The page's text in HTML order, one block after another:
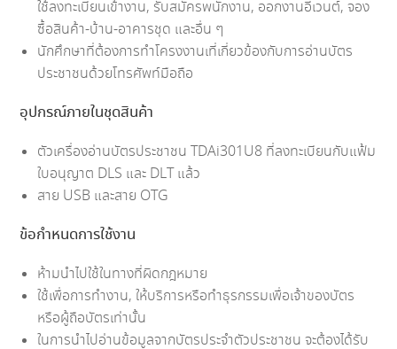
ใช้ลงทะเบียนเข้างาน, รับสมัครพนักงาน, ออกงานอีเวนต์, จอง
ซื้อสินค้า-บ้าน-อาคารชุด และอื่น ๆ
นักศึกษาที่ต้องการทำโครงงานเที่เกี่ยวข้องกับการอ่านบัตร
ประชาชนด้วยโทรศัพท์มือถือ
อุปกรณ์ภายในชุดสินค้า
ตัวเครื่องอ่านบัตรประชาชน TDAi301U8 ที่ลงทะเบียนกับแฟ้ม
ใบอนุญาต DLS และ DLT แล้ว
สาย USB และสาย OTG
ข้อกำหนดการใช้งาน
ห้ามนำไปใช้ในทางที่ผิดกฎหมาย
ใช้เพื่อการทำงาน, ให้บริการหรือทำธุรกรรมเพื่อเจ้าของบัตร
หรือผู้ถือบัตรเท่านั้น
ในการนำไปอ่านข้อมูลจากบัตรประจำตัวประชาชน จะต้องได้รับ